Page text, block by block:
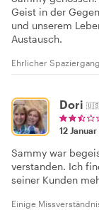
Geist in der
und unserem
Austausch.
Ehrlicher
Dori
12
Sammy war
verstanden. Ich
seiner Kunden
Einige